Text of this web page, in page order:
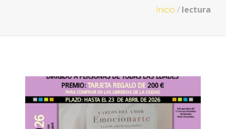
Inicio / lectura